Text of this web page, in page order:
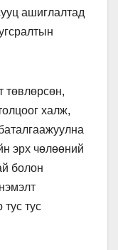
ашиглалтад
төвлөрсөн,
халж,
эрх чөлөөний
болон
тус